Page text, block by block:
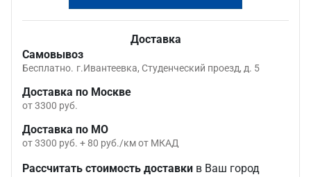
Доставка
Самовывоз
Бесплатно. г.Ивантеевка, Студенческий проезд, д. 5
Доставка по Москве
от 3300 руб.
Доставка по МО
от 3300 руб. + 80 руб./км от МКАД
Рассчитать стоимость доставки в Ваш город